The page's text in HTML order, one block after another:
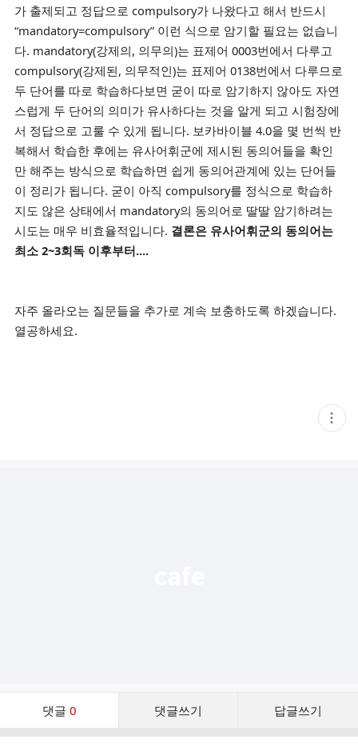
가 출제되고 정답으로 compulsory가 나왔다고 해서 반드시
“mandatory=compulsory” 이런 식으로 암기할 필요는 없습니
다. mandatory(강제의, 의무의)는 표제어 0003번에서 다루고
compulsory(강제된, 의무적인)는 표제어 0138번에서 다루므로
두 단어를 따로 학습하다보면 굳이 따로 암기하지 않아도 자연
스럽게 두 단어의 의미가 유사하다는 것을 알게 되고 시험장에
서 정답으로 고룰 수 있게 됩니다. 보카바이블 4.0을 몇 번씩 반
복해서 학습한 후에는 유사어휘군에 제시된 동의어들을 확인
만 해주는 방식으로 학습하면 쉽게 동의어관계에 있는 단어들
이 정리가 됩니다. 굳이 아직 compulsory를 정식으로 학습하
지도 않은 상태에서 mandatory의 동의어로 딸딸 암기하려는
시도는 매우 비효율적입니다. 결론은 유사어휘군의 동의어는
최소 2~3회독 이후부터....
자주 올라오는 질문들을 추가로 계속 보충하도록 하겠습니다.
열공하세요.
현
재
댓글 0 댓글쓰기 답글쓰기
댓